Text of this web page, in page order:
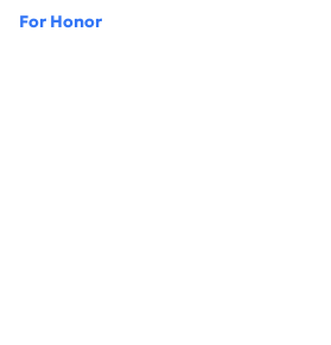
For Honor